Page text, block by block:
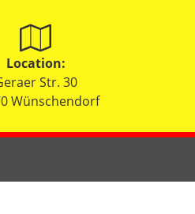
Location:
Str. 30
Wünschendorf